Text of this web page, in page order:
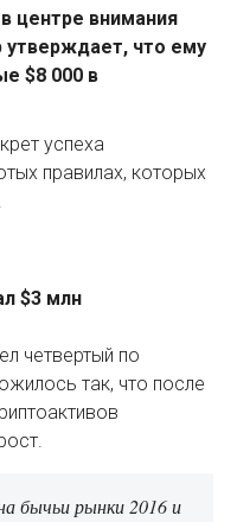
центре внимания
утверждает, что ему
$8 000 в
успеха
правилах, которых
$3 млн
четвертый по
так, что после
бычьи рынки 2016 и